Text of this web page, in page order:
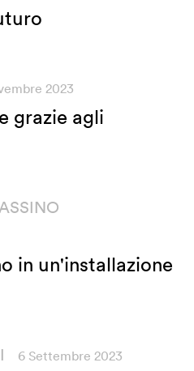
2023
grazie agli
in un'installazione
6 Settembre 2023